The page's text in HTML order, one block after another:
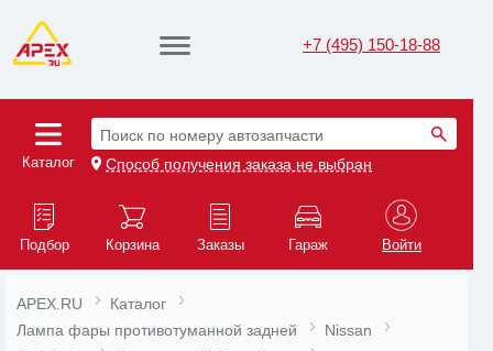
+7 (495) 150-18-88
Каталог
Поиск по номеру автозапчасти
Способ получения заказа не выбран
Подбор Корзина Заказы Гараж Войти
APEX.RU
Каталог
Лампа фары противотуманной задней
Nissan